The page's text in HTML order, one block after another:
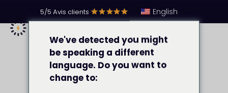
5/5 Avis clients English
3 mois, +1000 % de
We've detected you might
be speaking a different
language. Do you want to
change to: